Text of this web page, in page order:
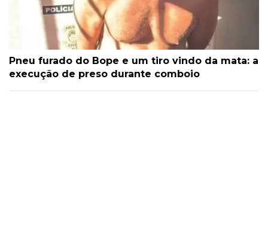
Pneu furado do Bope e um tiro vindo da mata: a
execução de preso durante comboio